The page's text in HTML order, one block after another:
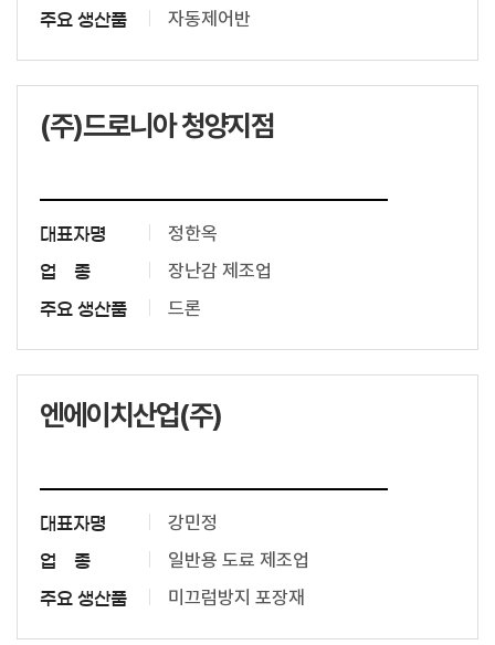
주요 생산품 자동제어반
(주)드로니아 청양지점
대표자명 정한옥
업 종 장난감 제조업
주요 생산품 드론
엔에이치산업(주)
대표자명 강민정
업 종 일반용 도료 제조업
주요 생산품 미끄럼방지 포장재